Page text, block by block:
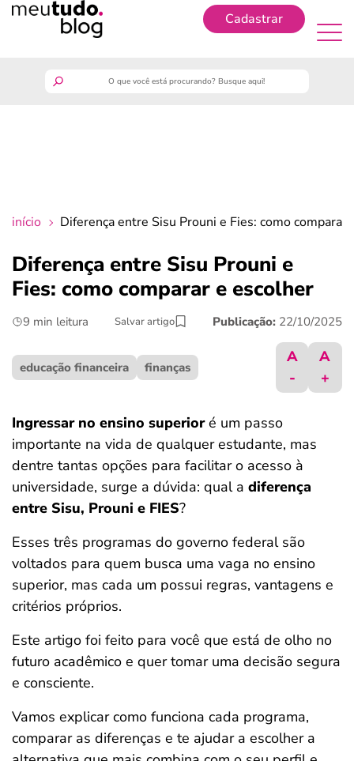
Cadastrar
crédito fácil
últimas notícias
ferramentas
início Diferença entre Sisu Prouni e Fies: como comparar
Diferença entre Sisu Prouni e
Fies: como comparar e escolher
9 min leitura Salvar artigo Publicação: 22/10/2025
educação financeira finanças
A
-
A
+
Ingressar no ensino superioré um passo
importante na vida de qualquer estudante, mas
dentre tantas opções para facilitar o acesso à
universidade, surge a dúvida: qual a diferença
entre Sisu, Prouni e FIES?
Esses três programas do governo federal são
voltados para quem busca uma vaga no ensino
superior, mas cada um possui regras, vantagens e
critérios próprios.
Este artigo foi feito para você que está de olho no
futuro acadêmico e quer tomar uma decisão segura
e consciente.
Vamos explicar como funciona cada programa,
comparar as diferenças e te ajudar a escolher a